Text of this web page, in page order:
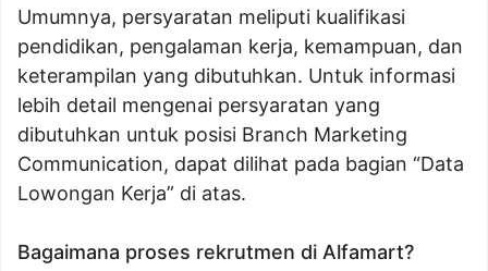
Umumnya, persyaratan meliputi kualifikasi
pendidikan, pengalaman kerja, kemampuan, dan
keterampilan yang dibutuhkan. Untuk informasi
lebih detail mengenai persyaratan yang
dibutuhkan untuk posisi Branch Marketing
Communication, dapat dilihat pada bagian “Data
Lowongan Kerja” di atas.
Bagaimana proses rekrutmen di Alfamart?